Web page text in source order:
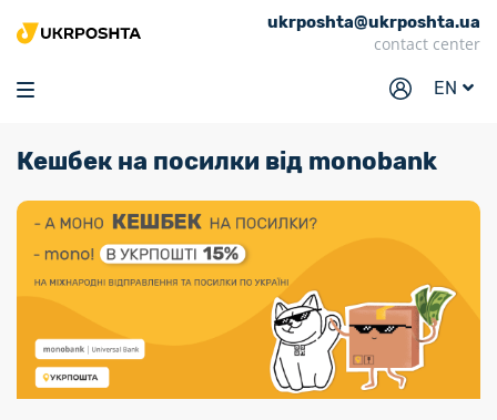
ukrposhta@ukrposhta.ua
contact center
EN
Home
Market
Tracking
Services
Prices
Philately
Career
Кешбек на посилки від monobank